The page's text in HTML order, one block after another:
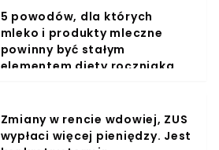
5 powodów, dla których
mleko i produkty mleczne
powinny być stałym
elementem diety roczniaka
Zmiany w rencie wdowiej, ZUS
wypłaci więcej pieniędzy. Jest